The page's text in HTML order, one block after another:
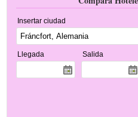
Insertar ciudad
Llegada Salida